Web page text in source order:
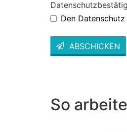
Den
ABSCHICKEN
blank
So